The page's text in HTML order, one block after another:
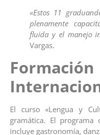
«Estos 11
plenamente
fluida y el manejo
Vargas.
El curso «Lengua y
gramática. El
incluye gastronomía,